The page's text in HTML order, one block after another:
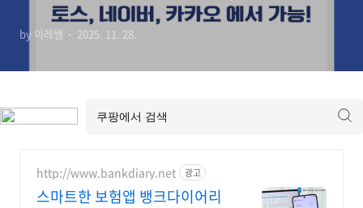
청구가 ‘일상’이 된 이유
by 이레쌤 2025. 11. 28.
http://www.bankdiary.net 광고
스마트한 보험앱 뱅크다이어리